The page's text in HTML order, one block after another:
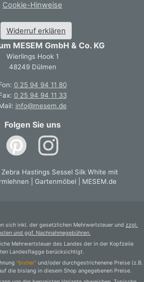
Cookie-Hinweise
Widerruf erklären
MESEM GmbH & Co. KG
Wierlings Hook 1
48249 Dülmen
0 25 94 94 11 80
0 25 94 94 11 33
info@mesem.de
Folgen Sie uns
Hastings Sessel Silk White mit
| Gartenmöbel | MESEM.de
sich inkl. der gesetzlichen Mehrwertsteuer und zzgl.
und ggf. Nachnahmegebühren.
Mehrwertsteuer des Landes der in der Kopfzeile
Landesflagge berücksichtigt.
"bisher"und/oder durchgestrichenene Preise (z.B.
die bislang in diesem Shop angegebenen Preise.